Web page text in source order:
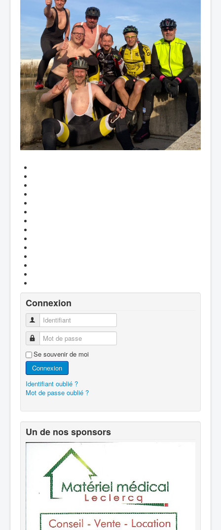
Connexion
Identifiant
Mot de passe
Se souvenir de moi
Connexion
Identifiant oublié ?
Mot de passe oublié ?
Un de nos sponsors